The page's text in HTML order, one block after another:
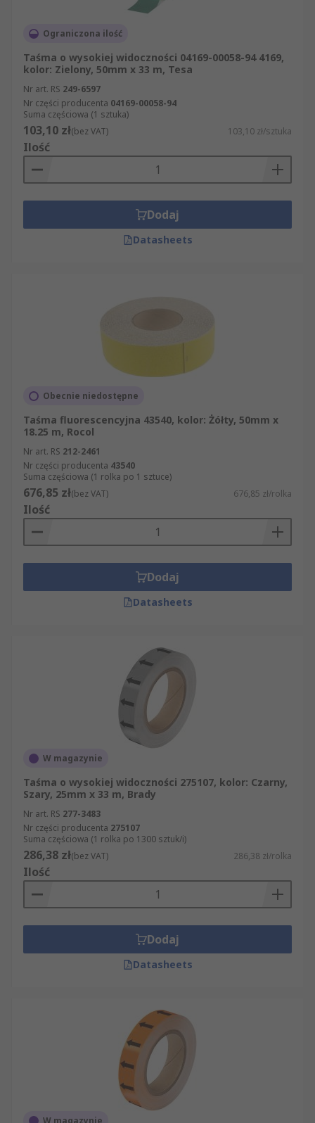
Ograniczona ilość
Taśma o wysokiej widoczności 04169-00058-94 4169,
kolor: Zielony, 50mm x 33 m, Tesa
Nr art. RS 249-6597
Nr części producenta 04169-00058-94
Suma częściowa (1 sztuka)
103,10 zł(bez VAT) 103,10 zł/sztuka
Ilość
Dodaj
Datasheets
Obecnie niedostępne
Taśma fluorescencyjna 43540, kolor: Żółty, 50mm x
18.25 m, Rocol
Nr art. RS 212-2461
Nr części producenta 43540
Suma częściowa (1 rolka po 1 sztuce)
676,85 zł(bez VAT) 676,85 zł/rolka
Ilość
Dodaj
Datasheets
W magazynie
Taśma o wysokiej widoczności 275107, kolor: Czarny,
Szary, 25mm x 33 m, Brady
Nr art. RS 277-3483
Nr części producenta 275107
Suma częściowa (1 rolka po 1300 sztuk/i)
286,38 zł(bez VAT) 286,38 zł/rolka
Ilość
Dodaj
Datasheets
W magazynie